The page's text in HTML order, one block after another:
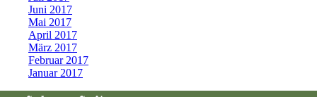
Juni 2017
Mai 2017
April 2017
März 2017
Februar 2017
Januar 2017